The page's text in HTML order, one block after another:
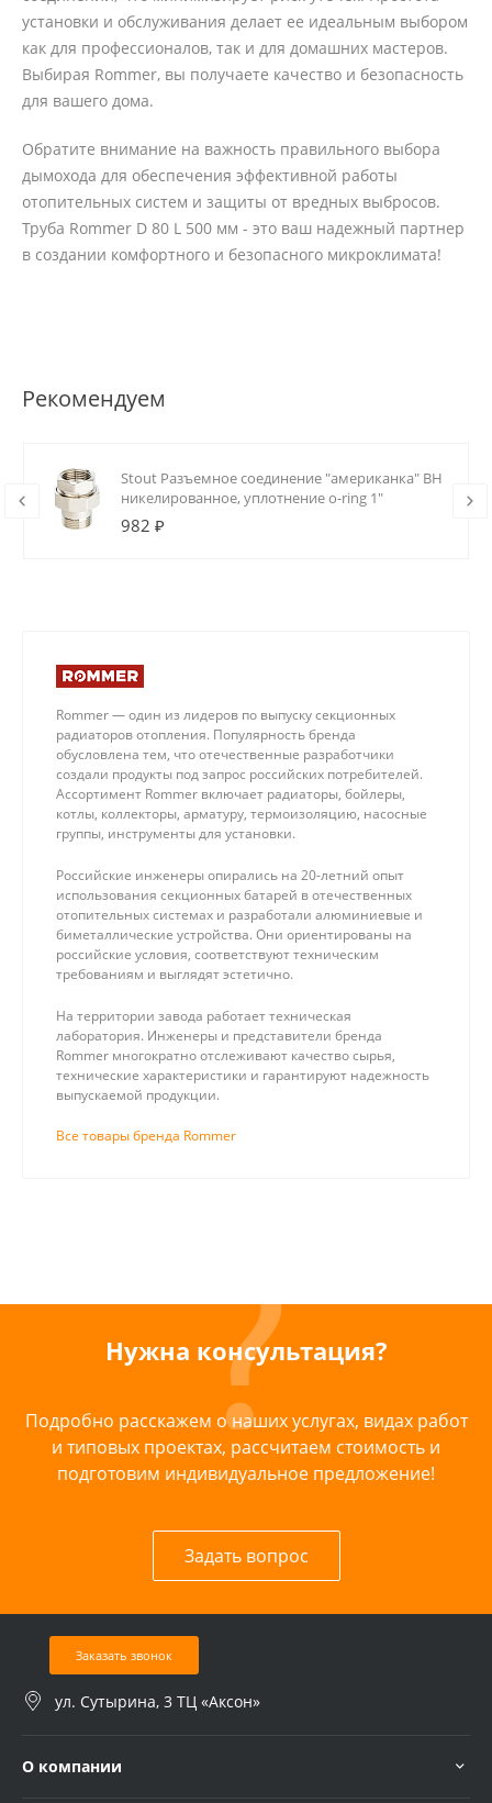
установки и обслуживания делает ее идеальным выбором
как для профессионалов, так и для домашних мастеров.
Выбирая Rommer, вы получаете качество и безопасность
для вашего дома.
Обратите внимание на важность правильного выбора
дымохода для обеспечения эффективной работы
отопительных систем и защиты от вредных выбросов.
Труба Rommer D 80 L 500 мм - это ваш надежный партнер
в создании комфортного и безопасного микроклимата!
Рекомендуем
Stout Разъемное соединение "американка" ВН
никелированное, уплотнение o-ring 1"
982 ₽
Rommer — один из лидеров по выпуску секционных
радиаторов отопления. Популярность бренда
обусловлена тем, что отечественные разработчики
создали продукты под запрос российских потребителей.
Ассортимент Rommer включает радиаторы, бойлеры,
котлы, коллекторы, арматуру, термоизоляцию, насосные
группы, инструменты для установки.
Российские инженеры опирались на 20-летний опыт
использования секционных батарей в отечественных
отопительных системах и разработали алюминиевые и
биметаллические устройства. Они ориентированы на
российские условия, соответствуют техническим
требованиям и выглядят эстетично.
На территории завода работает техническая
лаборатория. Инженеры и представители бренда
Rommer многократно отслеживают качество сырья,
технические характеристики и гарантируют надежность
выпускаемой продукции.
Все товары бренда Rommer
Нужна консультация?
Подробно расскажем о наших услугах, видах работ
и типовых проектах, рассчитаем стоимость и
подготовим индивидуальное предложение!
Задать вопрос
Заказать звонок
ул. Сутырина, 3 ТЦ «Аксон»
О компании